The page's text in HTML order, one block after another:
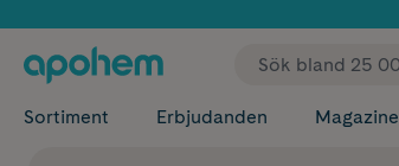
Sortiment Erbjudanden Magazine